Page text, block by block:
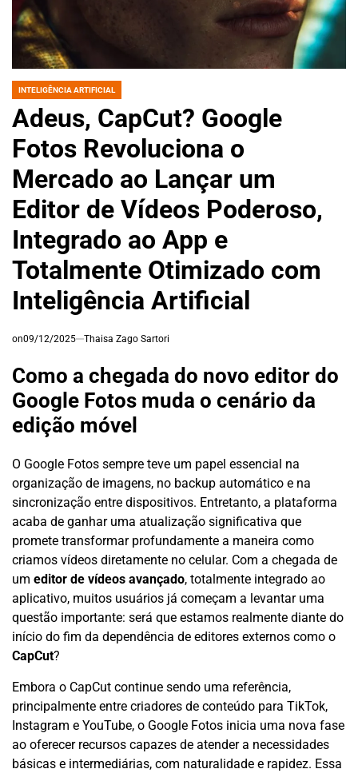
POSTED
INTELIGÊNCIA ARTIFICIAL
Adeus, CapCut? Google
Fotos Revoluciona o
Mercado ao Lançar um
Editor de Vídeos Poderoso,
Integrado ao App e
Totalmente Otimizado com
Inteligência Artificial
on09/12/2025 Thaisa Zago Sartori
Como a chegada do novo editor do
Google Fotos muda o cenário da
edição móvel
O Google Fotos sempre teve um papel essencial na
organização de imagens, no backup automático e na
sincronização entre dispositivos. Entretanto, a plataforma
acaba de ganhar uma atualização significativa que
promete transformar profundamente a maneira como
criamos vídeos diretamente no celular. Com a chegada de
um editor de vídeos avançado, totalmente integrado ao
aplicativo, muitos usuários já começam a levantar uma
questão importante: será que estamos realmente diante do
início do fim da dependência de editores externos como o
CapCut?
Embora o CapCut continue sendo uma referência,
principalmente entre criadores de conteúdo para TikTok,
Instagram e YouTube, o Google Fotos inicia uma nova fase
ao oferecer recursos capazes de atender a necessidades
básicas e intermediárias, com naturalidade e rapidez. Essa